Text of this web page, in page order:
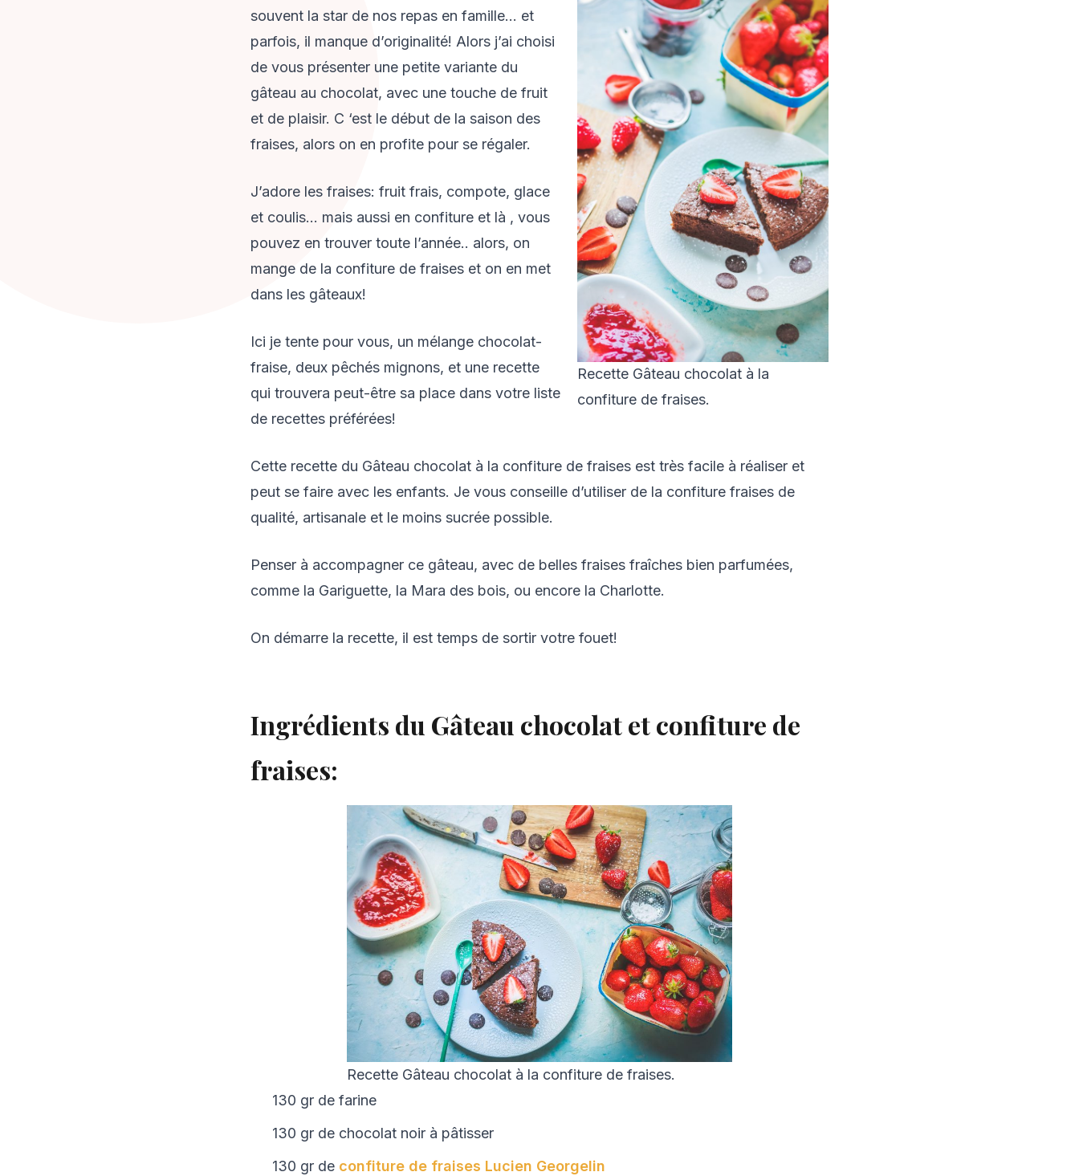
Recette Gâteau chocolat à la
confiture de fraises.
souvent la star de nos repas en famille… et
parfois, il manque d’originalité! Alors j’ai choisi
de vous présenter une petite variante du
gâteau au chocolat, avec une touche de fruit
et de plaisir. C ‘est le début de la saison des
fraises, alors on en profite pour se régaler.
J’adore les fraises: fruit frais, compote, glace
et coulis… mais aussi en confiture et là , vous
pouvez en trouver toute l’année.. alors, on
mange de la confiture de fraises et on en met
dans les gâteaux!
Ici je tente pour vous, un mélange chocolat-
fraise, deux pêchés mignons, et une recette
qui trouvera peut-être sa place dans votre liste
de recettes préférées!
Cette recette du Gâteau chocolat à la confiture de fraises est très facile à réaliser et
peut se faire avec les enfants. Je vous conseille d’utiliser de la confiture fraises de
qualité, artisanale et le moins sucrée possible.
Penser à accompagner ce gâteau, avec de belles fraises fraîches bien parfumées,
comme la Gariguette, la Mara des bois, ou encore la Charlotte.
On démarre la recette, il est temps de sortir votre fouet!
Ingrédients du Gâteau chocolat et confiture de
fraises:
Recette Gâteau chocolat à la confiture de fraises.
130 gr de farine
130 gr de chocolat noir à pâtisser
130 gr de confiture de fraises Lucien Georgelin